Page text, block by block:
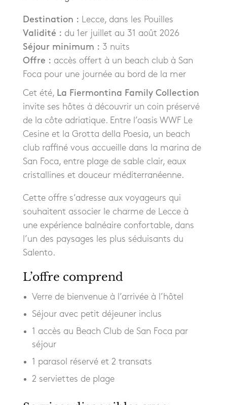
Destination : Lecce, dans les Pouilles
Validité : du 1er juillet au 31 août 2026
Séjour minimum : 3 nuits
Offre : accès offert à un beach club à San
Foca pour une journée au bord de la mer
Cet été, La Fiermontina Family Collection
invite ses hôtes à découvrir un coin préservé
de la côte adriatique. Entre l’oasis WWF Le
Cesine et la Grotta della Poesia, un beach
club raffiné vous accueille dans la marina de
San Foca, entre plage de sable clair, eaux
cristallines et douceur méditerranéenne.
Cette offre s’adresse aux voyageurs qui
souhaitent associer le charme de Lecce à
une expérience balnéaire confortable, dans
l’un des paysages les plus séduisants du
Salento.
L’offre comprend
Verre de bienvenue à l’arrivée à l’hôtel
Séjour avec petit déjeuner inclus
1 accès au Beach Club de San Foca par
séjour
1 parasol réservé et 2 transats
2 serviettes de plage